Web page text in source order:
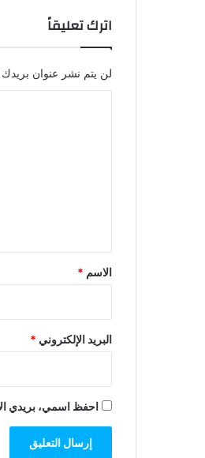
اترك تعليقاً
لن يتم نشر عنوان بريدك
*
الاسم *
البريد الإلكتروني *
احفظ اسمي، بريدي